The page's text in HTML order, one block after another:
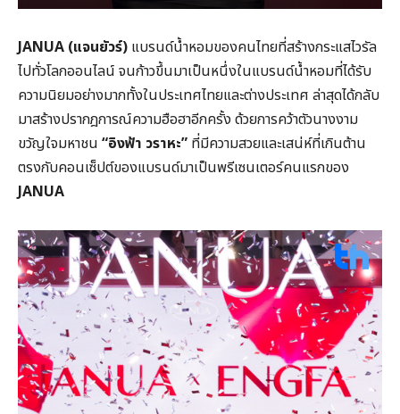
JANUA (แจนยัวร์) แบรนด์น้ำหอมของคนไทยที่สร้างกระแสไวรัล
ไปทั่วโลกออนไลน์ จนก้าวขึ้นมาเป็นหนึ่งในแบรนด์น้ำหอมที่ได้รับ
ความนิยมอย่างมากทั้งในประเทศไทยและต่างประเทศ ล่าสุดได้กลับ
มาสร้างปรากฎการณ์ความฮือฮาอีกครั้ง ด้วยการคว้าตัวนางงาม
ขวัญใจมหาชน “อิงฟ้า วราหะ” ที่มีความสวยและเสน่ห์ที่เกินต้าน
ตรงกับคอนเซ็ปต์ของแบรนด์มาเป็นพรีเซนเตอร์คนแรกของ
JANUA